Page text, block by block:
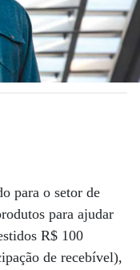
para o setor de
para ajudar
R$ 100
de recebível),